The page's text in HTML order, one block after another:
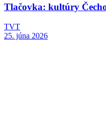
Tlačovka: kultúry
TVT
25. júna 2026